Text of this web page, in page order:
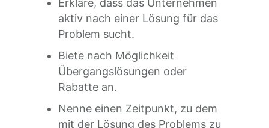
Erkläre, dass das Unternehmen
aktiv nach einer Lösung für das
Problem sucht.
Biete nach Möglichkeit
Übergangslösungen oder
Rabatte an.
Nenne einen Zeitpunkt, zu dem
mit der Lösung des Problems zu